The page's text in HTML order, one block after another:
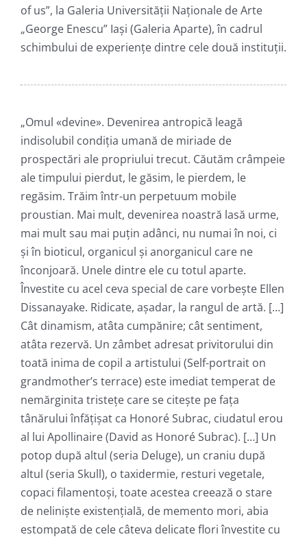
of us”, la Galeria Universității Naționale de Arte
„George Enescu” Iași (Galeria Aparte), în cadrul
schimbului de experiențe dintre cele două instituții.
„Omul «devine». Devenirea antropică leagă
indisolubil condiția umană de miriade de
prospectări ale propriului trecut. Căutăm crâmpeie
ale timpului pierdut, le găsim, le pierdem, le
regăsim. Trăim într-un perpetuum mobile
proustian. Mai mult, devenirea noastră lasă urme,
mai mult sau mai puțin adânci, nu numai în noi, ci
și în bioticul, organicul și anorganicul care ne
înconjoară. Unele dintre ele cu totul aparte.
Învestite cu acel ceva special de care vorbește Ellen
Dissanayake. Ridicate, așadar, la rangul de artă. […]
Cât dinamism, atâta cumpănire; cât sentiment,
atâta rezervă. Un zâmbet adresat privitorului din
toată inima de copil a artistului (Self-portrait on
grandmother’s terrace) este imediat temperat de
nemărginita tristețe care se citește pe fața
tânărului înfățișat ca Honoré Subrac, ciudatul erou
al lui Apollinaire (David as Honoré Subrac). […] Un
potop după altul (seria Deluge), un craniu după
altul (seria Skull), o taxidermie, resturi vegetale,
copaci filamentoși, toate acestea creează o stare
de neliniște existențială, de memento mori, abia
estompată de cele câteva delicate flori învestite cu